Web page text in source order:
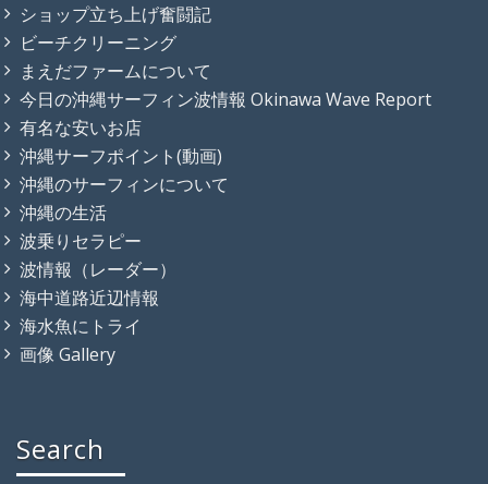
ショップ立ち上げ奮闘記
ビーチクリーニング
まえだファームについて
今日の沖縄サーフィン波情報 Okinawa Wave Report
有名な安いお店
沖縄サーフポイント(動画)
沖縄のサーフィンについて
沖縄の生活
波乗りセラピー
波情報（レーダー）
海中道路近辺情報
海水魚にトライ
画像 Gallery
Search